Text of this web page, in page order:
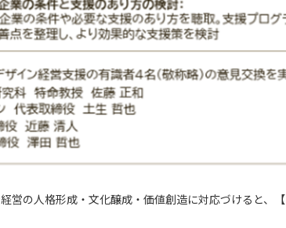
営の人格形成・文化醸成・価値創造に対応づけると、【